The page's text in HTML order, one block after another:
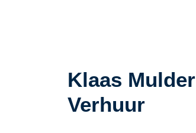
Klaas Mulder
Verhuur